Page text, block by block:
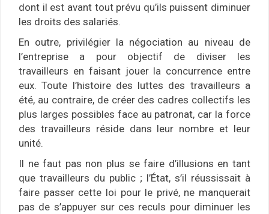
dont il est avant tout prévu qu’ils puissent diminuer
les droits des salariés.
En outre, privilégier la négociation au niveau de
l’entreprise a pour objectif de diviser les
travailleurs en faisant jouer la concurrence entre
eux. Toute l’histoire des luttes des travailleurs a
été, au contraire, de créer des cadres collectifs les
plus larges possibles face au patronat, car la force
des travailleurs réside dans leur nombre et leur
unité.
Il ne faut pas non plus se faire d’illusions en tant
que travailleurs du public ; l’État, s’il réussissait à
faire passer cette loi pour le privé, ne manquerait
pas de s’appuyer sur ces reculs pour diminuer les